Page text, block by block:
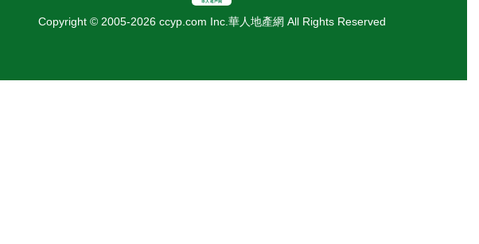
Copyright © 2005-2026 ccyp.com Inc.華人地產網 All Rights Reserved